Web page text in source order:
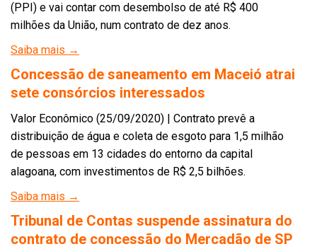
(PPI) e vai contar com desembolso de até R$ 400
milhões da União, num contrato de dez anos.
Saiba mais →
Concessão de saneamento em Maceió atrai
sete consórcios interessados
Valor Econômico (25/09/2020) | Contrato prevê a
distribuição de água e coleta de esgoto para 1,5 milhão
de pessoas em 13 cidades do entorno da capital
alagoana, com investimentos de R$ 2,5 bilhões.
Saiba mais →
Tribunal de Contas suspende assinatura do
contrato de concessão do Mercadão de SP